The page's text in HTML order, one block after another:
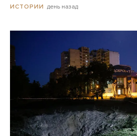
ИСТОРИИ день назад